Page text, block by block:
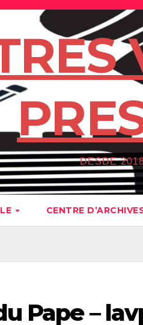
DESDE
CENTRE
Pape –